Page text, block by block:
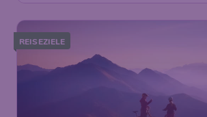
REISEZIELE